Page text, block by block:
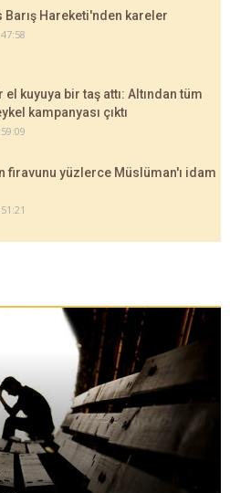
Barış Hareketi'nden kareler
el kuyuya bir taş attı: Altından tüm
kampanyası çıktı
firavunu yüzlerce Müslüman'ı idam